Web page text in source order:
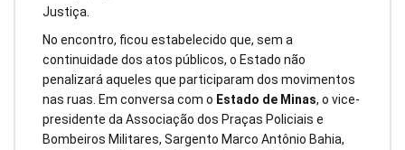
Justiça.
No encontro, ficou estabelecido que, sem a
continuidade dos atos públicos, o Estado não
penalizará aqueles que participaram dos movimentos
nas ruas. Em conversa com o Estado de Minas, o vice-
presidente da Associação dos Praças Policiais e
Bombeiros Militares, Sargento Marco Antônio Bahia,